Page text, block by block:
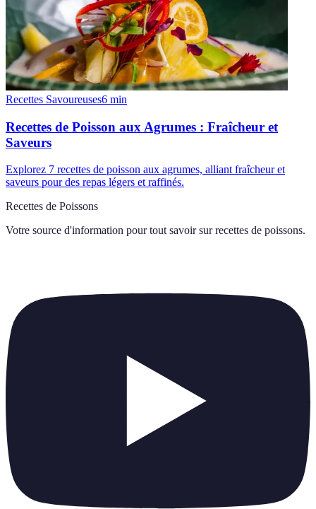
Recettes Savoureuses6 min
Recettes de Poisson aux Agrumes : Fraîcheur et
Saveurs
Explorez 7 recettes de poisson aux agrumes, alliant fraîcheur et
saveurs pour des repas légers et raffinés.
Recettes de Poissons
Votre source d'information pour tout savoir sur recettes de poissons.